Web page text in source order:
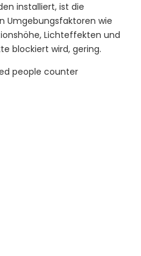
installiert, ist die
Umgebungsfaktoren wie
Lichteffekten und
blockiert wird, gering.